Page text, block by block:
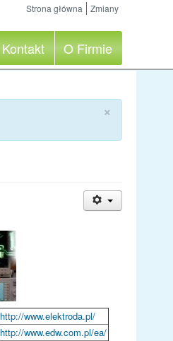
Strona główna Zmiany
Kontakt O Firmie
×
http://www.elektroda.pl/
http://www.edw.com.pl/ea/